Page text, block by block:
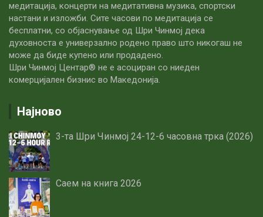
медитација, концерти на медитативна музика, спортски
настани и изложби. Сите часови по медитацијa се
бесплатни, со објаснување од Шри Чинмој дека
духовноста е универзално родено право што никогаш не
може да биде купено или продадено.
Шри Чинмој Центар® не е асоциран со ниеден
комерцијален бизнис во Македонија.
Најново
3-та Шри Чинмој 24-12-6 часовна трка (2026)
Саем на книга 2026